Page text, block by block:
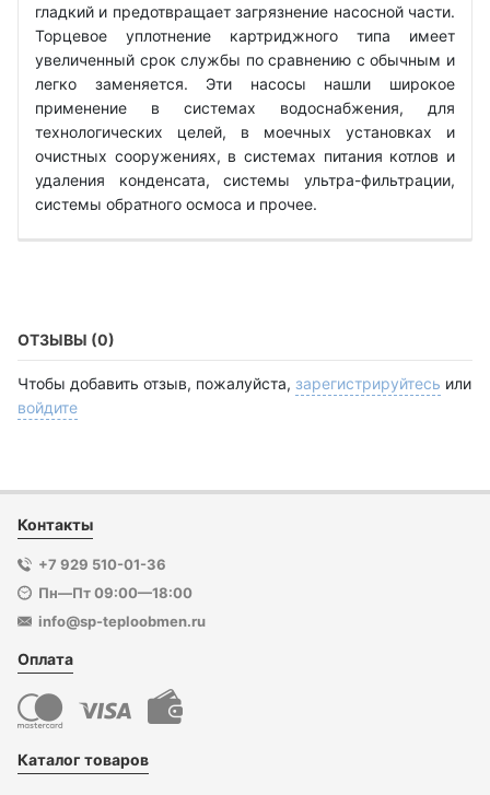
гладкий и предотвращает загрязнение насосной части.
Торцевое уплотнение картриджного типа имеет
увеличенный срок службы по сравнению с обычным и
легко заменяется. Эти насосы нашли широкое
применение в системах водоснабжения, для
технологических целей, в моечных установках и
очистных сооружениях, в системах питания котлов и
удаления конденсата, системы ультра-фильтрации,
системы обратного осмоса и прочее.
ОТЗЫВЫ (0)
Чтобы добавить отзыв, пожалуйста, зарегистрируйтесь или
войдите
Контакты
+7 929 510-01-36
Пн—Пт 09:00—18:00
info@sp-teploobmen.ru
Оплата
Каталог товаров